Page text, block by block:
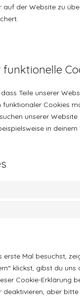
auf der Website zu
funktionelle
Teile unserer
funktionaler Cookies
unserer
in
Mal besuchst,
klickst, gibst du
Cookie-Erklärung
deaktivieren, aber